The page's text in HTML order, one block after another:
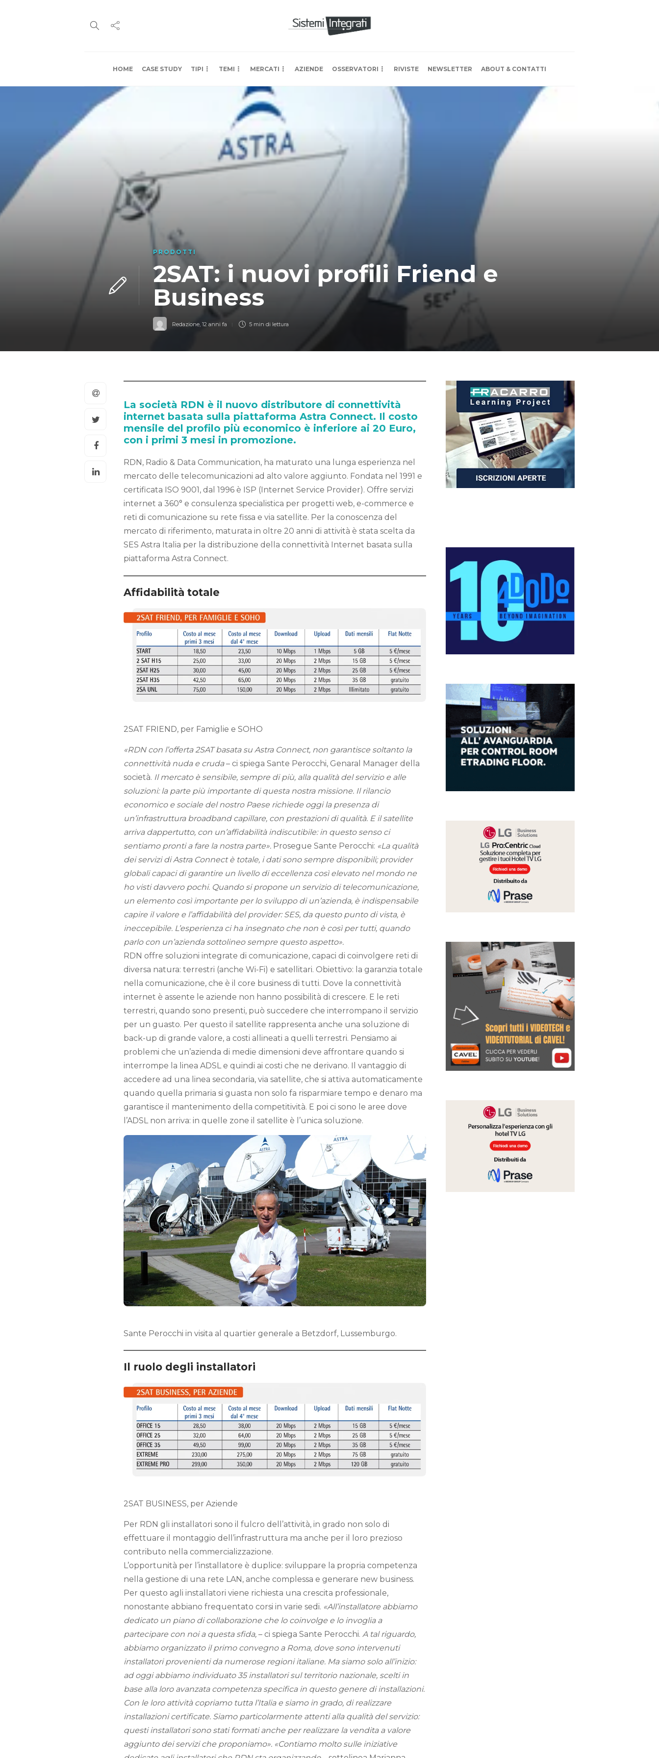
HOME CASE STUDY TIPI TEMI MERCATI AZIENDE OSSERVATORI RIVISTE NEWSLETTER ABOUT & CONTATTI
PRODOTTI
2SAT: i nuovi profili Friend e
Business
Redazione, 12 anni fa 5 min di lettura
La società RDN è il nuovo distributore di connettività
internet basata sulla piattaforma Astra Connect. Il costo
mensile del profilo più economico è inferiore ai 20 Euro,
con i primi 3 mesi in promozione.
RDN, Radio & Data Communication, ha maturato una lunga esperienza nel
mercato delle telecomunicazioni ad alto valore aggiunto. Fondata nel 1991 e
certificata ISO 9001, dal 1996 è ISP (Internet Service Provider). Offre servizi
internet a 360° e consulenza specialistica per progetti web, e-commerce e
reti di comunicazione su rete fissa e via satellite. Per la conoscenza del
mercato di riferimento, maturata in oltre 20 anni di attività è stata scelta da
SES Astra Italia per la distribuzione della connettività Internet basata sulla
piattaforma Astra Connect.
Affidabilità totale
2SAT FRIEND, per Famiglie e SOHO
«RDN con l’offerta 2SAT basata su Astra Connect, non garantisce soltanto la
connettività nuda e cruda– ci spiega Sante Perocchi, Genaral Manager della
società. Il mercato è sensibile, sempre di più, alla qualità del servizio e alle
soluzioni: la parte più importante di questa nostra missione. Il rilancio
economico e sociale del nostro Paese richiede oggi la presenza di
un’infrastruttura broadband capillare, con prestazioni di qualità. E il satellite
arriva dappertutto, con un’affidabilità indiscutibile: in questo senso ci
sentiamo pronti a fare la nostra parte». Prosegue Sante Perocchi: «La qualità
dei servizi di Astra Connect è totale, i dati sono sempre disponibili; provider
globali capaci di garantire un livello di eccellenza così elevato nel mondo ne
ho visti davvero pochi. Quando si propone un servizio di telecomunicazione,
un elemento così importante per lo sviluppo di un’azienda, è indispensabile
capire il valore e l’affidabilità del provider: SES, da questo punto di vista, è
ineccepibile. L’esperienza ci ha insegnato che non è così per tutti, quando
parlo con un’azienda sottolineo sempre questo aspetto».
RDN offre soluzioni integrate di comunicazione, capaci di coinvolgere reti di
diversa natura: terrestri (anche Wi-Fi) e satellitari. Obiettivo: la garanzia totale
nella comunicazione, che è il core business di tutti. Dove la connettività
internet è assente le aziende non hanno possibilità di crescere. E le reti
terrestri, quando sono presenti, può succedere che interrompano il servizio
per un guasto. Per questo il satellite rappresenta anche una soluzione di
back-up di grande valore, a costi allineati a quelli terrestri. Pensiamo ai
problemi che un’azienda di medie dimensioni deve affrontare quando si
interrompe la linea ADSL e quindi ai costi che ne derivano. Il vantaggio di
accedere ad una linea secondaria, via satellite, che si attiva automaticamente
quando quella primaria si guasta non solo fa risparmiare tempo e denaro ma
garantisce il mantenimento della competitività. E poi ci sono le aree dove
l’ADSL non arriva: in quelle zone il satellite è l’unica soluzione.
Sante Perocchi in visita al quartier generale a Betzdorf, Lussemburgo.
Il ruolo degli installatori
2SAT BUSINESS, per Aziende
Per RDN gli installatori sono il fulcro dell’attività, in grado non solo di
effettuare il montaggio dell’infrastruttura ma anche per il loro prezioso
contributo nella commercializzazione.
L’opportunità per l’installatore è duplice: sviluppare la propria competenza
nella gestione di una rete LAN, anche complessa e generare new business.
Per questo agli installatori viene richiesta una crescita professionale,
nonostante abbiano frequentato corsi in varie sedi. «All’installatore abbiamo
dedicato un piano di collaborazione che lo coinvolge e lo invoglia a
partecipare con noi a questa sfida, – ci spiega Sante Perocchi. A tal riguardo,
abbiamo organizzato il primo convegno a Roma, dove sono intervenuti
installatori provenienti da numerose regioni italiane. Ma siamo solo all’inizio:
ad oggi abbiamo individuato 35 installatori sul territorio nazionale, scelti in
base alla loro avanzata competenza specifica in questo genere di installazioni.
Con le loro attività copriamo tutta l’Italia e siamo in grado, di realizzare
installazioni certificate. Siamo particolarmente attenti alla qualità del servizio:
questi installatori sono stati formati anche per realizzare la vendita a valore
aggiunto dei servizi che proponiamo». «Contiamo molto sulle iniziative